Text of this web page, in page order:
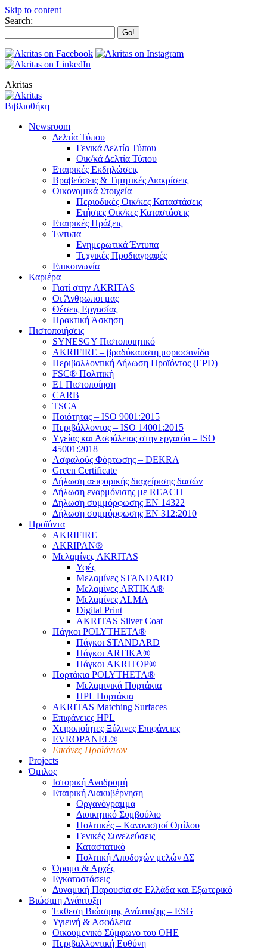
Skip to content
Search:
Akritas
Βιβλιοθήκη
Newsroom
Δελτία Τύπου
Γενικά Δελτία Τύπου
Οικ/κά Δελτία Τύπου
Εταιρικές Εκδηλώσεις
Βραβεύσεις & Τιμητικές Διακρίσεις
Οικονομικά Στοιχεία
Περιοδικές Οικ/κες Καταστάσεις
Ετήσιες Οικ/κες Καταστάσεις
Εταιρικές Πράξεις
Έντυπα
Ενημερωτικά Έντυπα
Τεχνικές Προδιαγραφές
Επικοινωνία
Καριέρα
Γιατί στην AKRITAS
Οι Άνθρωποι μας
Θέσεις Εργασίας
Πρακτική Άσκηση
Πιστοποιήσεις
SYNESGY Πιστοποιητικό
AKRIFIRE – βραδύκαυστη μοριοσανίδα
Περιβαλλοντική Δήλωση Προϊόντος (EPD)
FSC® Πολιτική
E1 Πιστοποίηση
CARB
TSCA
Πoιότητας – ISO 9001:2015
Περιβάλλοντος – ISO 14001:2015
Yγείας και Ασφάλειας στην εργασία – ISO
45001:2018
Ασφαλούς Φόρτωσης – DEKRA
Green Certificate
Δήλωση αειφορικής διαχείρισης δασών
Δήλωση εναρμόνισης με REACH
Δήλωση συμμόρφωσης EN 14322
Δήλωση συμμόρφωσης EN 312:2010
Προϊόντα
AKRIFIRE
AKRIPAN®
Μελαμίνες AKRITAS
Υφές
Μελαμίνες STANDARD
Μελαμίνες ARTIKA®
Μελαμίνες ΑLMA
Digital Print
AKRITAS Silver Coat
Πάγκοι POLYTHETA®
Πάγκοι STANDARD
Πάγκοι ARTIKA®
Πάγκοι AKRITOP®
Πορτάκια POLYTHETA®
Μελαμινικά Πορτάκια
HPL Πορτάκια
AKRITAS Matching Surfaces
Επιφάνειες HPL
Χειροποίητες Ξύλινες Επιφάνειες
EVROPANEL®
Εικόνες Προϊόντων
Projects
Όμιλος
Ιστορική Αναδρομή
Εταιρική Διακυβέρνηση
Οργανόγραμμα
Διοικητικό Συμβούλιο
Πολιτικές – Κανονισμοί Ομίλου
Γενικές Συνελεύσεις
Καταστατικό
Πολιτική Αποδοχών μελών ΔΣ
Όραμα & Αρχές
Εγκαταστάσεις
Δυναμική Παρουσία σε Ελλάδα και Εξωτερικό
Βιώσιμη Ανάπτυξη
Έκθεση Βιώσιμης Ανάπτυξης – ESG
Υγιεινή & Ασφάλεια
Οικουμενικό Σύμφωνο του ΟΗΕ
Περιβαλλοντική Ευθύνη